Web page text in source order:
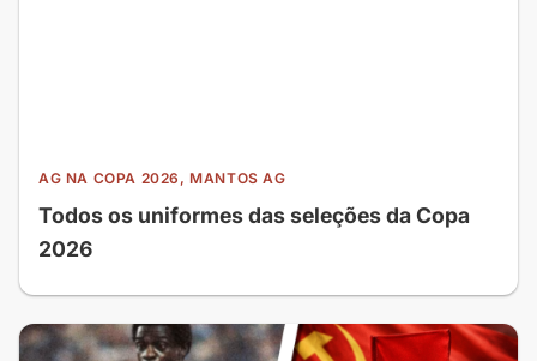
AG NA COPA 2026, MANTOS AG
Todos os uniformes das seleções da Copa
2026